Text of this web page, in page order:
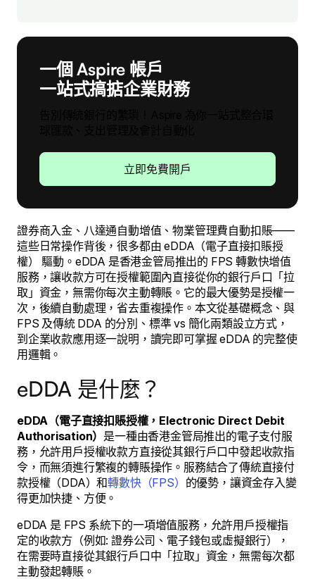
一個 Aspire 帳戶
一站式搞掂企業財務
立即免費開戶
證券商入金、八達通自動增值、物業管理費自動扣賬——
這些日常操作背後，很多都由 eDDA（電子直接扣賬授
權） 驅動。eDDA 是香港金管局推出的 FPS 轉數快增值
服務，讓收款方可在授權範圍內直接從你的銀行戶口「拉
取」資金，無需你每次主動轉賬。它的最大優勢是授權一
次，後續自動處理，省去重複操作。本文從基礎概念、與
FPS 及傳統 DDA 的分別、標準 vs 簡化兩類設立方式，
到企業收款應用逐一說明，讀完即可掌握 eDDA 的完整使
用邏輯。
eDDA 是什麼？
eDDA（電子直接扣賬授權，Electronic Direct Debit
Authorisation） 是一種由香港金管局推出的電子支付服
務，允許用戶授權收款方直接從其銀行戶口中發起收款指
令，而無須進行繁複的轉賬操作。服務結合了傳統直接付
款授權（DDA）和轉數快（FPS） 的優勢，讓資金存入變
得更加快捷、方便。
eDDA 是 FPS 系統下的一項增值服務，允許用戶授權指
定的收款方（例如: 證券公司、電子錢包或虛擬銀行），
在需要時直接從其銀行戶口中「拉取」資金，無需每次都
主動發起轉賬。